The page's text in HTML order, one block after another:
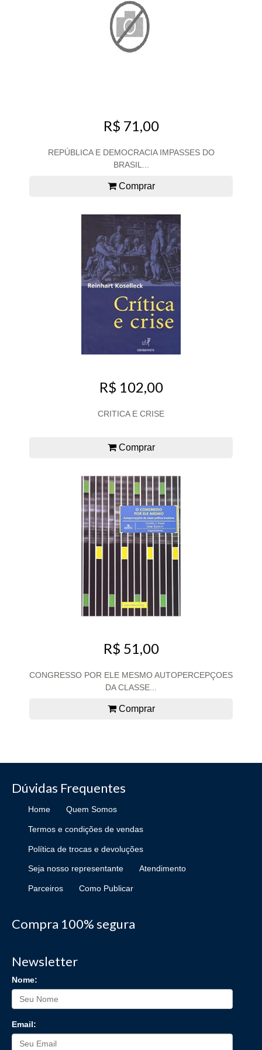
R$ 71,00
REPÚBLICA E DEMOCRACIA IMPASSES DO
BRASIL...
Comprar
R$ 102,00
CRITICA E CRISE
Comprar
R$ 51,00
CONGRESSO POR ELE MESMO AUTOPERCEPÇOES
DA CLASSE...
Comprar
Dúvidas Frequentes
Home Quem Somos
Termos e condições de vendas
Política de trocas e devoluções
Seja nosso representante Atendimento
Parceiros Como Publicar
Compra 100% segura
Newsletter
Nome:
Email: